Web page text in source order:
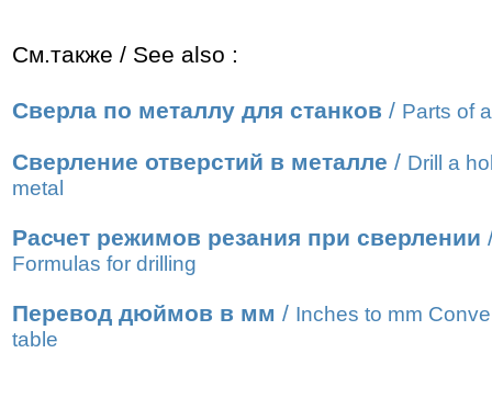
См.также / See also :
Сверла по металлу для станков / Parts of
Сверление отверстий в металле / Drill a
metal
Расчет режимов резания при сверлении
Formulas for drilling
Перевод дюймов в мм / Inches to mm
table